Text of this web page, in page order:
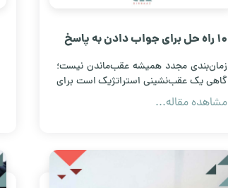
10 راه حل برای جواب دادن به پاسخ
زمان‌بندی مجدد همیشه عقب‌ماندن نیست؛
گاهی یک عقب‌نشینی استراتژیک است برای
بازگشتی قدرتمند، هدفمند و موفق‌تر در
مشاهده مقاله...